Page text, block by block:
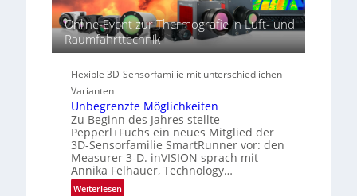
r
i
e
s
-
R
u
n
d
e
e
g
i
o
n
c
t
r
l
N
e
w
s
‘
Online-Event zur Thermografie in Luft- und
Raumfahrttechnik
Flexible 3D-Sensorfamilie mit unterschiedlichen
Varianten
Unbegrenzte Möglichkeiten
Zu Beginn des Jahres stellte
Pepperl+Fuchs ein neues Mitglied der
3D-Sensorfamilie SmartRunner vor: den
Measurer 3-D. inVISION sprach mit
Annika Felhauer, Technology…
Weiterlesen: